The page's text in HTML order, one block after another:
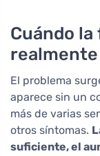
Cuándo
El problema
aparece sin un
más de varias
otros síntomas.
suficiente, el